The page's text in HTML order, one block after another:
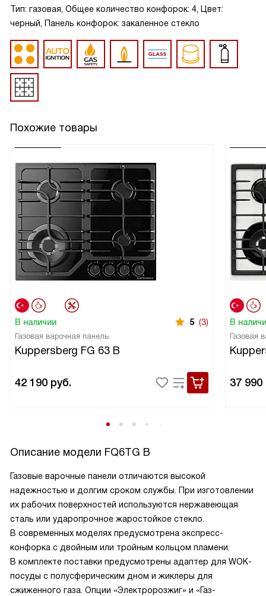
Тип: газовая, Общее количество конфорок: 4, Цвет:
черный, Панель конфорок: закаленное стекло
Похожие товары
В наличии 5 (3)
Газовая варочная панель
Kuppersberg FG 63 B
42 190 руб.
В
Газовая
37 990
Описание модели FQ6TG B
Газовые варочные панели отличаются высокой
надежностью и долгим сроком службы. При изготовлении
их рабочих поверхностей используются нержавеющая
сталь или ударопрочное жаростойкое стекло.
В современных моделях предусмотрена экспресс-
конфорка с двойным или тройным кольцом пламени.
В комплекте поставки предусмотрены адаптер для WOK-
посуды с полусферическим дном и жиклеры для
сжиженного газа. Опции «Электророзжиг» и «Газ-